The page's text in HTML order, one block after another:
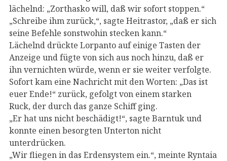
lächelnd: „Zorthasko will, daß wir sofort stoppen.“
„Schreibe ihm zurück,“, sagte Heitrastor, „daß er sich
seine Befehle sonstwohin stecken kann.“
Lächelnd drückte Lorpanto auf einige Tasten der
Anzeige und fügte von sich aus noch hinzu, daß er
ihn vernichten würde, wenn er sie weiter verfolgte.
Sofort kam eine Nachricht mit den Worten: „Das ist
euer Ende!“ zurück, gefolgt von einem starken
Ruck, der durch das ganze Schiff ging.
„Er hat uns nicht beschädigt!“, sagte Barntuk und
konnte einen besorgten Unterton nicht
unterdrücken.
„Wir fliegen in das Erdensystem ein.“, meinte Ryntaia